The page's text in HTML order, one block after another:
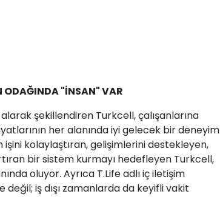
ODAĞINDA "İNSAN" VAR
alarak şekillendiren Turkcell, çalışanlarına
her alanında iyi gelecek bir deneyim
işini kolaylaştıran, gelişimlerini destekleyen,
bir sistem kurmayı hedefleyen Turkcell,
oluyor. Ayrıca T.Life adlı iç iletişim
iş dışı zamanlarda da keyifli vakit